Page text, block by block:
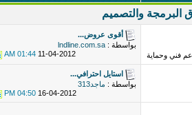
البرمجة والتصميم
فني وحماية
أقوى عروض...
بواسطة : lndline.com.sa
11-04-2012
01:44 AM
استايل احترافي...
بواسطة : ماجد313
16-04-2012
04:50 PM